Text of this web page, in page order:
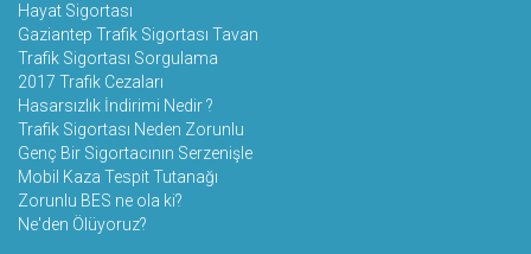
Hayat Sigortası
Gaziantep Trafik Sigortası Tavan
Trafik Sigortası Sorgulama
2017 Trafik Cezaları
Hasarsızlık İndirimi Nedir ?
Trafik Sigortası Neden Zorunlu
Genç Bir Sigortacının Serzenişle
Mobil Kaza Tespit Tutanağı
Zorunlu BES ne ola ki?
Ne'den Ölüyoruz?